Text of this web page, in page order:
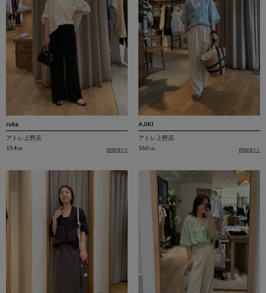
ruka
アトレ上野店
154㎝
more>>
AJIKI
アトレ上野店
160㎝
more>>